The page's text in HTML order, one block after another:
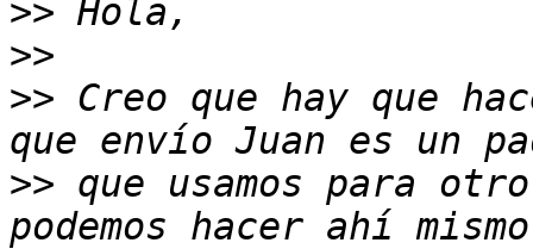
>>
>>
>> Creo que hay que
>> que usamos para